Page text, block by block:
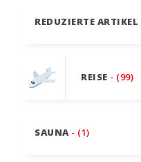
REDUZIERTE ARTIKEL
REISE - (99)
SAUNA - (1)